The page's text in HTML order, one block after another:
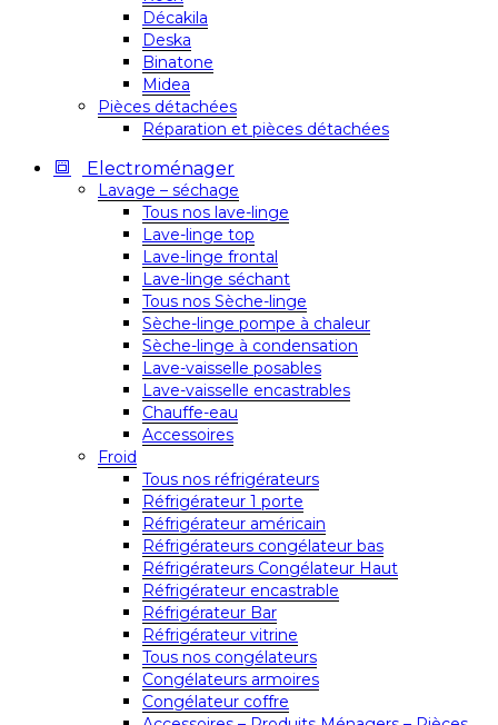
Décakila
Deska
Binatone
Midea
Pièces détachées
Réparation et pièces détachées
Electroménager
Lavage – séchage
Tous nos lave-linge
Lave-linge top
Lave-linge frontal
Lave-linge séchant
Tous nos Sèche-linge
Sèche-linge pompe à chaleur
Sèche-linge à condensation
Lave-vaisselle posables
Lave-vaisselle encastrables
Chauffe-eau
Accessoires
Froid
Tous nos réfrigérateurs
Réfrigérateur 1 porte
Réfrigérateur américain
Réfrigérateurs congélateur bas
Réfrigérateurs Congélateur Haut
Réfrigérateur encastrable
Réfrigérateur Bar
Réfrigérateur vitrine
Tous nos congélateurs
Congélateurs armoires
Congélateur coffre